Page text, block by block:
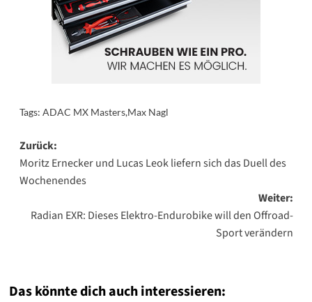
Tags: ADAC MX Masters,Max Nagl
Beitragsnavigation
Zurück:
Moritz Ernecker und Lucas Leok liefern sich das Duell des
Wochenendes
Weiter:
Radian EXR: Dieses Elektro-Endurobike will den Offroad-
Sport verändern
Das könnte dich auch interessieren: